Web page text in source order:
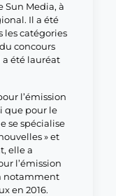
Sun Media, à
Il a été
les catégories
concours
a été lauréat
l’émission
que pour le
se spécialise
» et
elle a
l’émission
notamment
en 2016.